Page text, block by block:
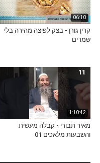
06:10
קרין גורן - בצק לפיצה מהירה בלי
שמרים
1:10:42
11
מאיר תבורי - קבלה מעשית
והשבעות מלאכים 01